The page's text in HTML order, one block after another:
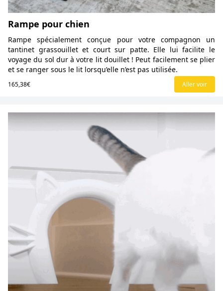
Rampe pour chien
Rampe spécialement conçue pour votre compagnon un
tantinet grassouillet et court sur patte. Elle lui facilite le
voyage du sol dur à votre lit douillet ! Peut facilement se plier
et se ranger sous le lit lorsqu’elle n’est pas utilisée.
165,38€ Aller voir